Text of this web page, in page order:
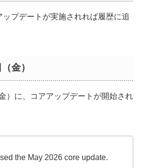
プデートが実施されれば履歴に追
金）
）に、コアアップデートが開始され
the May 2026 core update.